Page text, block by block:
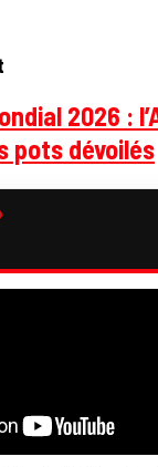
2026 :
pots dévoilés